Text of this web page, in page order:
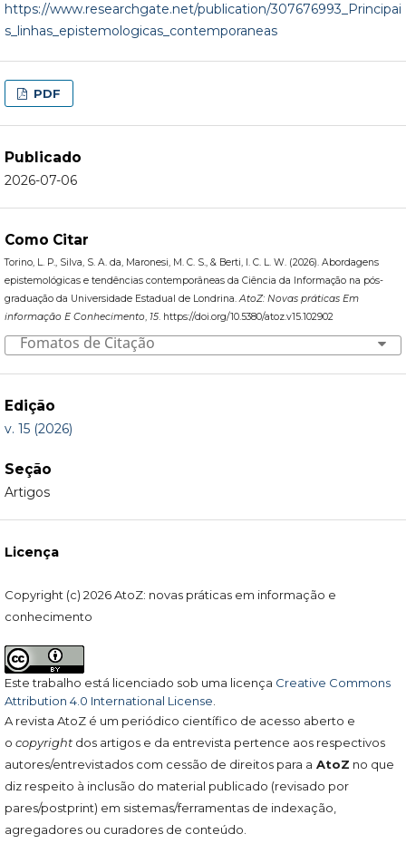
https://www.researchgate.net/publication/307676993_Principai
s_linhas_epistemologicas_contemporaneas
PDF
Publicado
2026-07-06
Como Citar
Torino, L. P., Silva, S. A. da, Maronesi, M. C. S., & Berti, I. C. L. W. (2026). Abordagens
epistemológicas e tendências contemporâneas da Ciência da Informação na pós-
graduação da Universidade Estadual de Londrina. AtoZ: Novas práticas Em
informação E Conhecimento, 15. https://doi.org/10.5380/atoz.v15.102902
Fomatos de Citação
Edição
v. 15 (2026)
Seção
Artigos
Licença
Copyright (c) 2026 AtoZ: novas práticas em informação e
conhecimento
Este trabalho está licenciado sob uma licença Creative Commons
Attribution 4.0 International License
A revista AtoZ é um periódico científico de acesso aberto e
o copyrightdos artigos e da entrevista pertence aos respectivos
autores/entrevistados com cessão de direitos para a AtoZ no que
diz respeito à inclusão do material publicado (revisado por
pares/postprint) em sistemas/ferramentas de indexação,
agregadores ou curadores de conteúdo.